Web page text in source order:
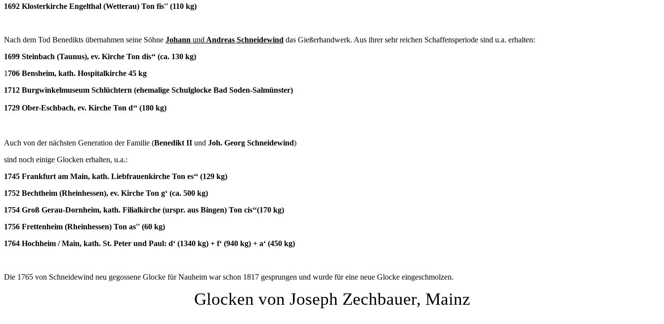
1692 Klosterkirche Engelthal (Wetterau) Ton fis'' (110 kg)
Nach dem Tod Benedikts übernahmen seine Söhne Johann und Andreas Schneidewind das Gießerhandwerk. Aus ihrer sehr reichen Schaffensperiode sind u.a. erhalten:
1699 Steinbach (Taunus), ev. Kirche Ton dis‘‘ (ca. 130 kg)
1 706 Bensheim, kath. Hospitalkirche 45 kg
1712 Burgwinkelmuseum Schlüchtern (ehemalige Schulglocke Bad Soden-Salmünster)
1729 Ober-Eschbach, ev. Kirche Ton d‘‘ (180 kg)
Auch von der nächsten Generation der Familie (Benedikt II und Joh. Georg Schneidewind)
sind noch einige Glocken erhalten, u.a.:
1745 Frankfurt am Main, kath. Liebfrauenkirche Ton es‘‘ (129 kg)
1752 Bechtheim (Rheinhessen), ev. Kirche Ton g‘ (ca. 500 kg)
1754 Groß Gerau-Dornheim, kath. Filialkirche (urspr. aus Bingen) Ton cis‘‘(170 kg)
1756 Frettenheim (Rheinhessen) Ton as'' (60 kg)
1764 Hochheim / Main, kath. St. Peter und Paul: d‘ (1340 kg) + f‘ (940 kg) + a‘ (450 kg)
Die 1765 von Schneidewind neu gegossene Glocke für Nauheim war schon 1817 gesprungen und wurde für eine neue Glocke eingeschmolzen.
Glocken von Joseph Zechbauer, Mainz